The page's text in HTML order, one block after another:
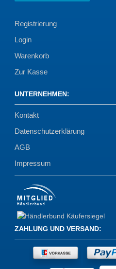
Registrierung
Login
Warenkorb
Zur Kasse
UNTERNEHMEN:
Kontakt
Datenschutzerklärung
AGB
Impressum
ZAHLUNG UND VERSAND: